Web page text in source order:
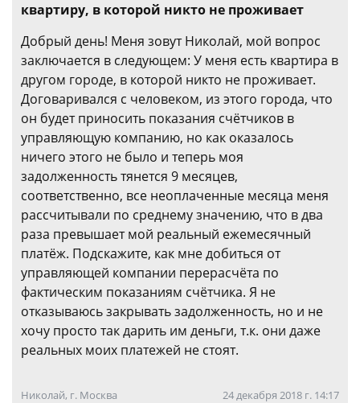
квартиру, в которой никто не проживает
Добрый день! Меня зовут Николай, мой вопрос
заключается в следующем: У меня есть квартира в
другом городе, в которой никто не проживает.
Договаривался с человеком, из этого города, что
он будет приносить показания счётчиков в
управляющую компанию, но как оказалось
ничего этого не было и теперь моя
задолженность тянется 9 месяцев,
соответственно, все неоплаченные месяца меня
рассчитывали по среднему значению, что в два
раза превышает мой реальный ежемесячный
платёж. Подскажите, как мне добиться от
управляющей компании перерасчёта по
фактическим показаниям счётчика. Я не
отказываюсь закрывать задолженность, но и не
хочу просто так дарить им деньги, т.к. они даже
реальных моих платежей не стоят.
Николай, г. Москва 24 декабря 2018 г. 14:17